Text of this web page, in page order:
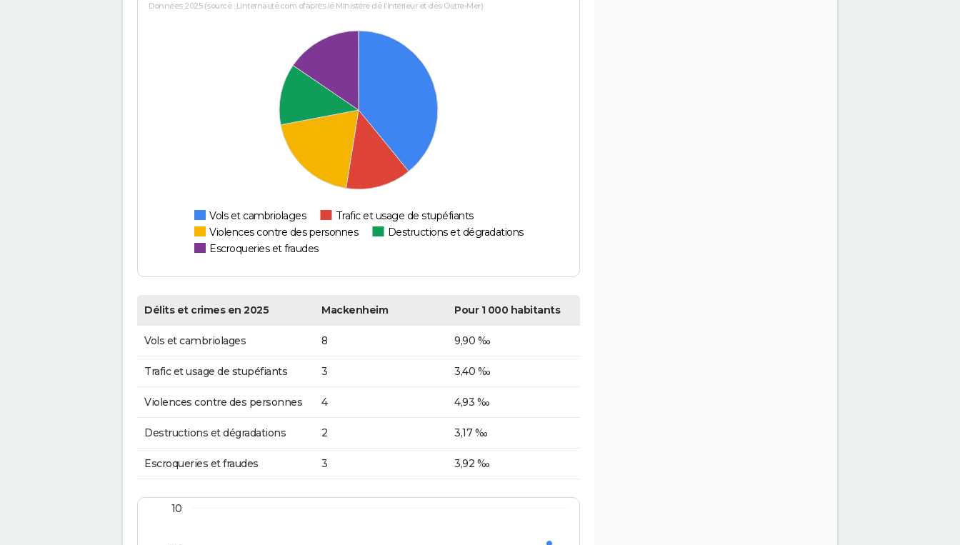
Données 2025 (source : Linternaute.com d'après le Ministère de l'Intérieur et des Outre-Mer)
Vols et cambriolages
Trafic et usage de stupéfiants
Violences contre des personnes
Destructions et dégradations
Escroqueries et fraudes
Délits et crimes en 2025 Mackenheim Pour 1 000 habitants
Vols et cambriolages 8 9,90 ‰
Trafic et usage de stupéfiants 3 3,40 ‰
Violences contre des personnes 4 4,93 ‰
Destructions et dégradations 2 3,17 ‰
Escroqueries et fraudes 3 3,92 ‰
10